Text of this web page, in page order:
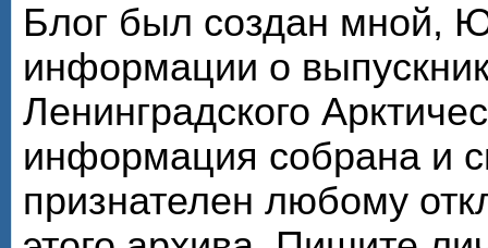
Блог был создан мной,
информации о
Ленинградского
информация собрана и
признателен любому